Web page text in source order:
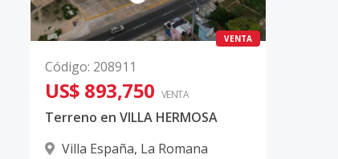
VENTA
Código: 208911
US$ 893,750 VENTA
Terreno en VILLA HERMOSA
Villa España, La Romana